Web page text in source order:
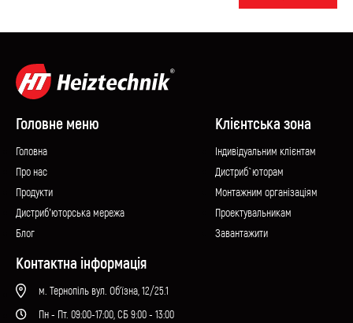
Головне меню
Головна
Про нас
Продукти
Дистриб’юторська мережа
Блог
Клієнтська зона
Iндивідуальним клієнтам
Дистриб`юторам
Монтажним організаціям
Проектувальникам
Завантажити
Контактна інформація
м. Тернопіль вул. Об'їзна, 12/25.1
Пн - Пт. 09:00-17:00, СБ 9:00 - 13:00